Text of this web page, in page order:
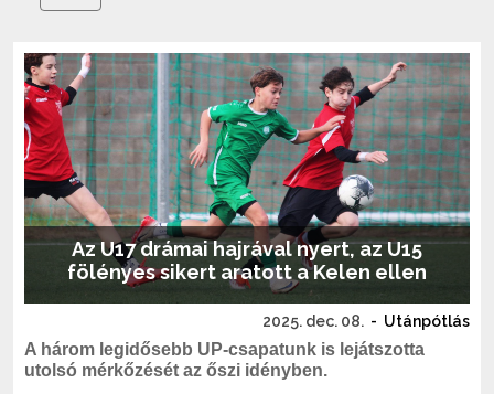
Az U17 drámai hajrával nyert, az U15
fölényes sikert aratott a Kelen ellen
2025. dec. 08. - Utánpótlás
A három legidősebb UP-csapatunk is lejátszotta
utolsó mérkőzését az őszi idényben.